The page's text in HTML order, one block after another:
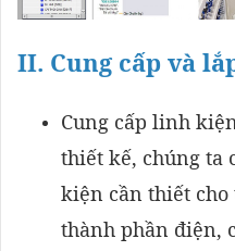
II. Cung cấp và
Cung cấp linh
thiết kế, chúng ta
kiện cần thiết cho
thành phần điện,